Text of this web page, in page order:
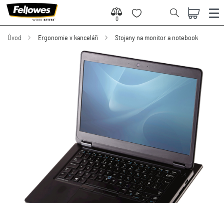
0
0
Úvod Ergonomie v kanceláři Stojany na monitor a notebook